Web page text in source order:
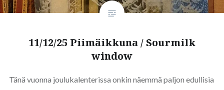
11/12/25 Piimäikkuna / Sourmilk
window
Tänä vuonna joulukalenterissa onkin näemmä paljon edullisia